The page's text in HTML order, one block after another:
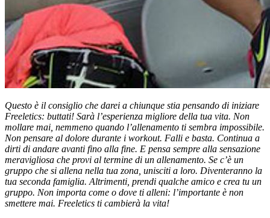
Questo è il consiglio che darei a chiunque stia pensando di iniziare
Freeletics: buttati! Sarà l’esperienza migliore della tua vita. Non
mollare mai, nemmeno quando l’allenamento ti sembra impossibile.
Non pensare al dolore durante i workout. Falli e basta. Continua a
dirti di andare avanti fino alla fine. E pensa sempre alla sensazione
meravigliosa che provi al termine di un allenamento. Se c’è un
gruppo che si allena nella tua zona, unisciti a loro. Diventeranno la
tua seconda famiglia. Altrimenti, prendi qualche amico e crea tu un
gruppo. Non importa come o dove ti alleni: l’importante è non
smettere mai. Freeletics ti cambierà la vita!